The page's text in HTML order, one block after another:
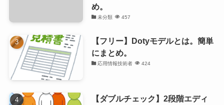
め。
未分類 457
【フリー】Dotyモデルとは。簡単
にまとめ。
応用情報技術者 424
【ダブルチェック】2段階エディ